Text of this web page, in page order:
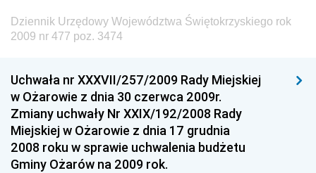
Dziennik Urzędowy Ministra Budownictwa
Dziennik Urzędowy Ministra Nauki i Szkolnictwa
Dziennik Urzędowy Głównego Urzędu Miar
Dziennik Urzędowy Ministra Rolnictwa i Rozwoju Wsi
Dziennik Urzędowy Ministra Edukacji Narodowej i
Sportu
Dziennik Urzędowy Ministra Edukacji i Nauki
Dziennik Urzędowy Województwa Świętokrzyskiego rok
2009 nr 477 poz. 3474
Uchwała nr XXXVII/257/2009 Rady Miejskiej
w Ożarowie z dnia 30 czerwca 2009r.
Zmiany uchwały Nr XXIX/192/2008 Rady
Miejskiej w Ożarowie z dnia 17 grudnia
2008 roku w sprawie uchwalenia budżetu
Gminy Ożarów na 2009 rok.